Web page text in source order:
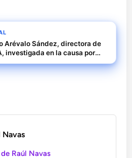
Arévalo Sández, directora de
investigada en la causa por
en empresas públicas
Navas
Raúl Navas